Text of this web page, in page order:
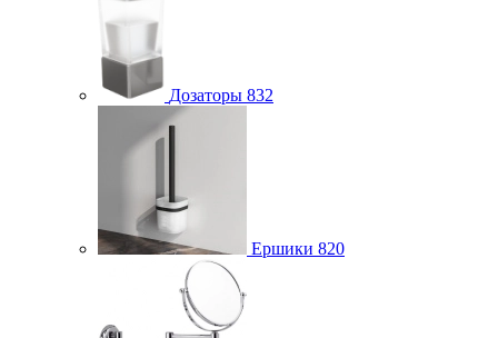
Дозаторы 832
Ершики 820